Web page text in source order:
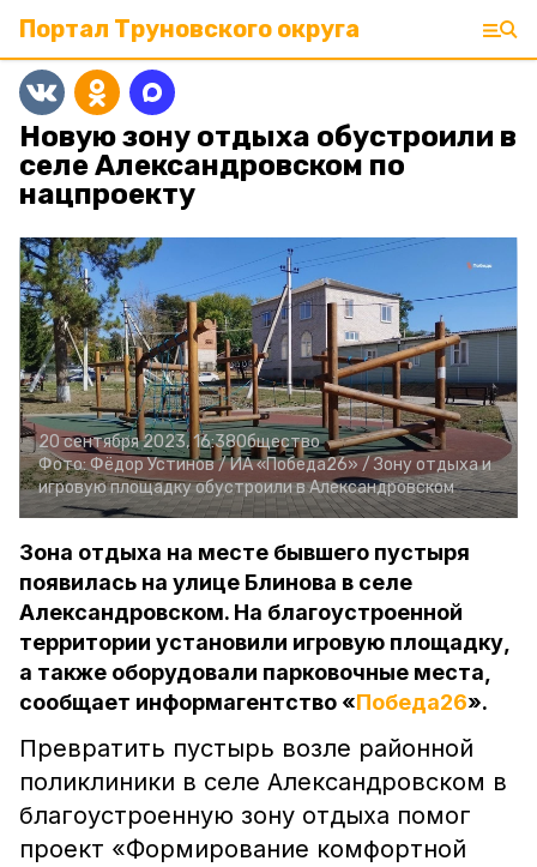
Портал Труновского округа
Новую зону отдыха обустроили в
селе Александровском по
нацпроекту
20 сентября 2023, 16:38Общество
Фото:Фёдор Устинов /ИА «Победа26» / Зону отдыха и
игровую площадку обустроили в Александровском
Зона отдыха на месте бывшего пустыря
появилась на улице Блинова в селе
Александровском. На благоустроенной
территории установили игровую площадку,
а также оборудовали парковочные места,
сообщает информагентство «Победа26».
Превратить пустырь возле районной
поликлиники в селе Александровском в
благоустроенную зону отдыха помог
проект «Формирование комфортной